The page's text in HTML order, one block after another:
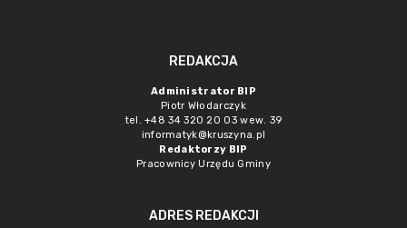
REDAKCJA
Administrator BIP
Piotr Włodarczyk
tel. +48 34 320 20 03 wew. 39
informatyk@kruszyna.pl
Redaktorzy BIP
Pracownicy Urzędu Gminy
ADRES REDAKCJI